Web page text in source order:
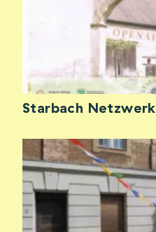
Starbach Netzwerk